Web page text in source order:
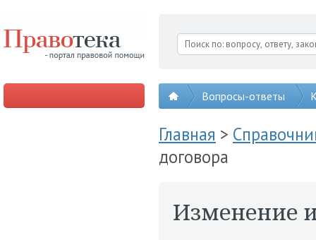
Вопросы-ответы
Главная >
договора
Изменение